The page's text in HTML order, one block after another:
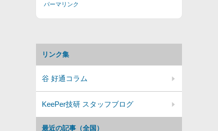
パーマリンク
最近の記事（全国）
リンク集
谷 好通コラム
KeePer技研 スタッフブログ